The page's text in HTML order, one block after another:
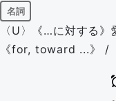
名詞
〈U〉《…に対する
《for, toward ...》 /